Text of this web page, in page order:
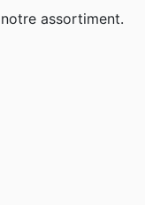
assortiment.